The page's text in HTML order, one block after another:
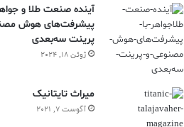
آینده صنعت طلا و
پیشرفت‌های هوش
پرینت سه‌بعدی
ژوئن 18, 2024
ميراث تايتانيک
آگوست 7, 2021